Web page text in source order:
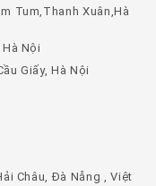
Tum,Thanh Xuân,Hà
Nội
Giấy, Hà Nội
Châu, Đà Nẵng , Việt